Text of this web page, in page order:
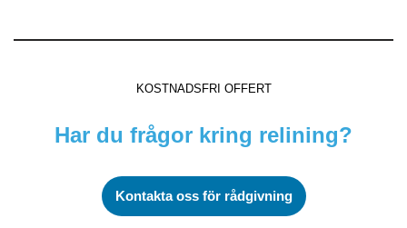
KOSTNADSFRI OFFERT
Har du frågor kring relining?
Kontakta ossför rådgivning